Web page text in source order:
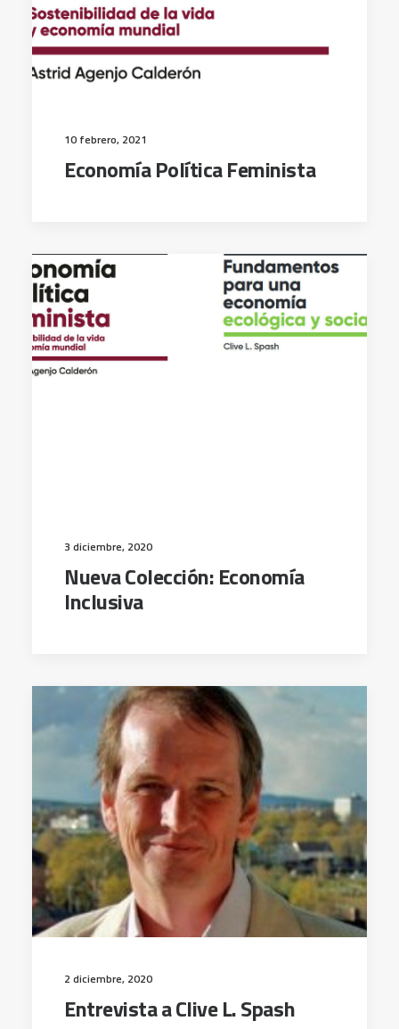
10 febrero, 2021
Economía Política Feminista
3 diciembre, 2020
Nueva Colección: Economía
Inclusiva
2 diciembre, 2020
Entrevista a Clive L. Spash